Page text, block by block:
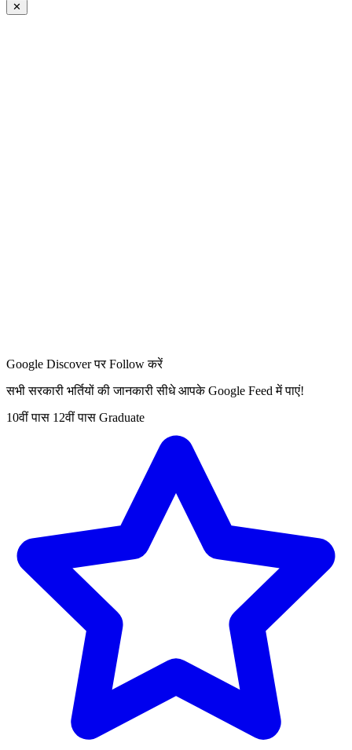
✕
Google Discover पर Follow करें
सभी सरकारी भर्तियों की जानकारी सीधे आपके Google Feed में पाएं!
10वीं पास 12वीं पास Graduate